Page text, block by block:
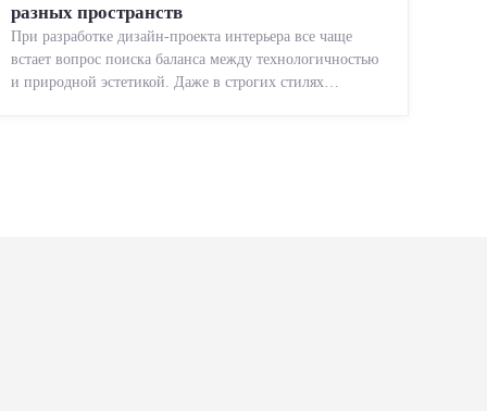
разных пространств
При разработке дизайн-проекта интерьера все чаще
встает вопрос поиска баланса между технологичностью
и природной эстетикой. Даже в строгих стилях